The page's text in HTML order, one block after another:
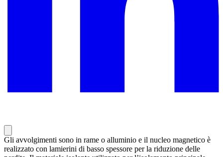
Gli avvolgimenti sono in rame o alluminio e il nucleo magnetico è
realizzato con lamierini di basso spessore per la riduzione delle